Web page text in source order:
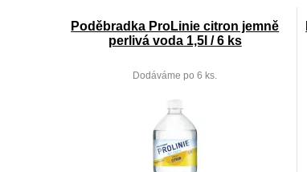
Poděbradka ProLinie citron jemně
perlivá voda 1,5l / 6 ks
Dodáváme po 6 ks.